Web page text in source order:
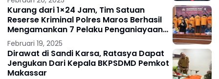
Kurang dari 1×24 Jam, Tim Satuan
Reserse Kriminal Polres Maros Berhasil
Mengamankan 7 Pelaku Penganiayaan
Anak Dibawah Umur yang VIRAL di Media
Sosial
Februari 19, 2025
Dirawat di Sandi Karsa, Ratasya Dapat
Jengukan Dari Kepala BKPSDMD Pemkot
Makassar